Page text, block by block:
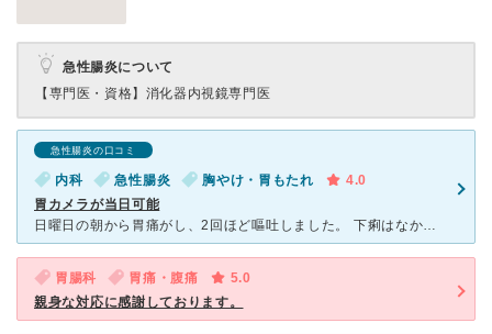
急性腸炎について
【専門医・資格】 消化器内視鏡専門医
急性腸炎の口コミ
内科 急性腸炎 胸やけ・胃もたれ
4.0
胃カメラが当日可能
日曜日の朝から胃痛がし、2回ほど嘔吐しました。 下痢はなかったので様子をみていたものの、胃痛がおさまらず火曜日の朝から病院を探していました。小さい子供がいるので、胃カメラをするにしても1日で終わらせ
胃腸科 胃痛・腹痛
5.0
親身な対応に感謝しております。